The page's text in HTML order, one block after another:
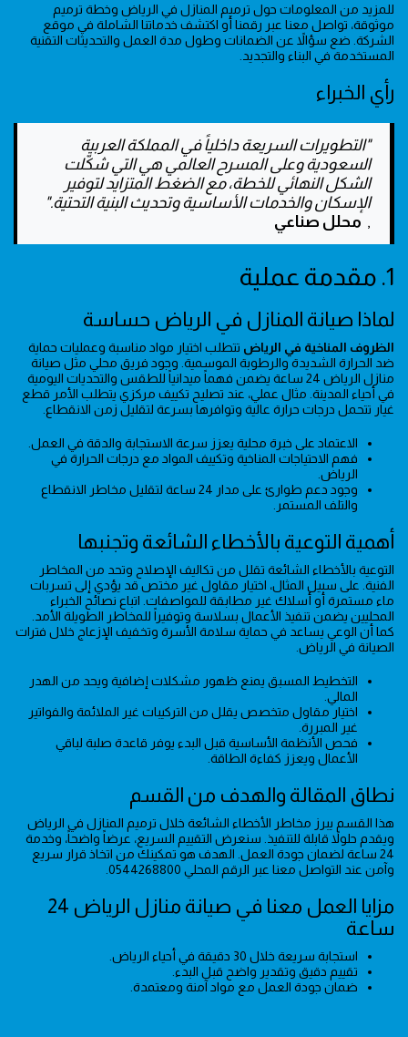
للمزيد من المعلومات حول ترميم المنازل في الرياض وخطة ترميم
موثوقة، تواصل معنا عبر رقمنا أو اكتشف خدماتنا الشاملة في موقع
الشركة. ضع سؤالاً عن الضمانات وطول مدة العمل والتحديثات التقنية
المستخدمة في البناء والتجديد.
رأي الخبراء
"التطويرات السريعة داخلياً في المملكة العربية
السعودية وعلى المسرح العالمي هي التي شكّلت
الشكل النهائي للخطة، مع الضغط المتزايد لتوفير
الإسكان والخدمات الأساسية وتحديث البنية التحتية."
, محلل صناعي
1. مقدمة عملية
لماذا صيانة المنازل في الرياض حساسة
الظروف المناخية في الرياض تتطلب اختيار مواد مناسبة وعمليات حماية
ضد الحرارة الشديدة والرطوبة الموسمية. وجود فريق محلي مثل صيانة
منازل الرياض 24 ساعة يضمن فهماً ميدانياً للطقس والتحديات اليومية
في أحياء المدينة. مثال عملي، عند تصليح تكييف مركزي يتطلب الأمر قطع
غيار تتحمل درجات حرارة عالية وتوافرها بسرعة لتقليل زمن الانقطاع.
الاعتماد على خبرة محلية يعزز سرعة الاستجابة والدقة في العمل.
فهم الاحتياجات المناخية وتكييف المواد مع درجات الحرارة في
الرياض.
وجود دعم طوارئ على مدار 24 ساعة لتقليل مخاطر الانقطاع
والتلف المستمر.
أهمية التوعية بالأخطاء الشائعة وتجنبها
التوعية بالأخطاء الشائعة تقلل من تكاليف الإصلاح وتحد من المخاطر
الفنية. على سبيل المثال، اختيار مقاول غير مختص قد يؤدي إلى تسربات
ماء مستمرة أو أسلاك غير مطابقة للمواصفات. اتباع نصائح الخبراء
المحليين يضمن تنفيذ الأعمال بسلاسة وتوفيراً للمخاطر الطويلة الأمد.
كما أن الوعي يساعد في حماية سلامة الأسرة وتخفيف الإزعاج خلال فترات
الصيانة في الرياض.
التخطيط المسبق يمنع ظهور مشكلات إضافية ويحد من الهدر
المالي.
اختيار مقاول متخصص يقلل من التركيبات غير الملائمة والفواتير
غير المبررة.
فحص الأنظمة الأساسية قبل البدء يوفر قاعدة صلبة لباقي
الأعمال ويعزز كفاءة الطاقة.
نطاق المقالة والهدف من القسم
هذا القسم يبرز مخاطر الأخطاء الشائعة خلال ترميم المنازل في الرياض
ويقدم حلولاً قابلة للتنفيذ. سنعرض التقييم السريع، عرضاً واضحاً، وخدمة
24 ساعة لضمان جودة العمل. الهدف هو تمكينك من اتخاذ قرار سريع
وآمن عند التواصل معنا عبر الرقم المحلي 0544268800.
مزايا العمل معنا في صيانة منازل الرياض 24
ساعة
استجابة سريعة خلال 30 دقيقة في أحياء الرياض.
تقييم دقيق وتقدير واضح قبل البدء.
ضمان جودة العمل مع مواد آمنة ومعتمدة.